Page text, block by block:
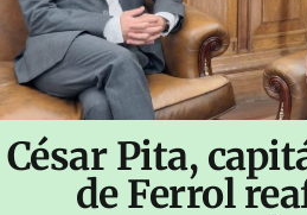
César Pita,
de Ferrol